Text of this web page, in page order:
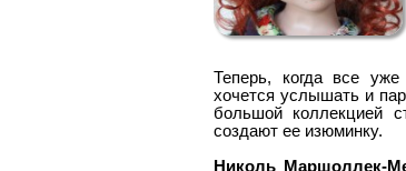
Теперь, когда все
хочется услышать и
большой коллекцией
создают ее изюминку.
Николь Маршоллек-